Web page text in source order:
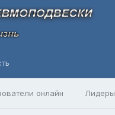
онлайн Лидеры